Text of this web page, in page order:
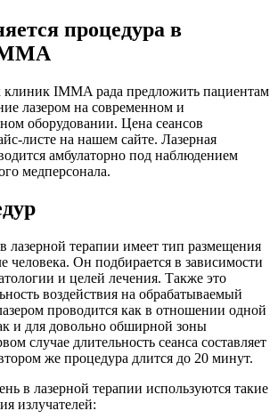
процедура в
IMMA рада предложить пациентам
лазером на современном и
оборудовании. Цена сеансов
листе на нашем сайте. Лазерная
амбулаторно под наблюдением
медперсонала.
лазерной терапии имеет тип размещения
человека. Он подбирается в зависимости
и целей лечения. Также это
воздействия на обрабатываемый
проводится как в отношении одной
и для довольно обширной зоны
случае длительность сеанса составляет
же процедура длится до 20 минут.
в лазерной терапии используются такие
излучателей: